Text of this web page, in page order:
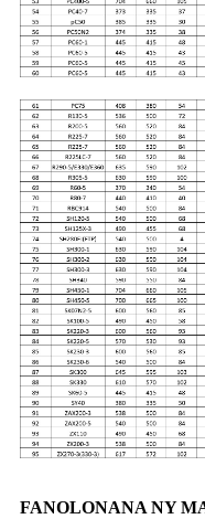
FANOLONANA NY